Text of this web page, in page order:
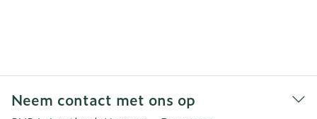
Neem contact met ons op